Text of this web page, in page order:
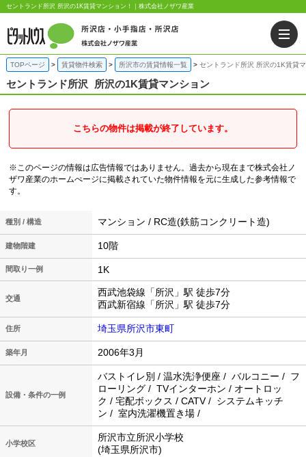
セントランド所沢 所沢の1K賃貸マンション！｜株式会社ノザワ産業
TOPページ 賃貸物件検索 所沢市の賃貸情報一覧 セントランド所沢 所沢の1K賃貸
セントランド所沢 所沢の1K賃貸マンション
こちらの物件は掲載が終了しています。
※このページの情報は広告情報ではありません。過去から現在まで株式会社ノ
ザワ産業のホームぺージに掲載されていた物件情報を元に生成した参考情報で
す。
種別 / 構造 マンション / RC造(鉄筋コンクリート造)
建物階建 10階
間取り一例 1K
交通
西武池袋線「所沢」駅 徒歩7分
西武新宿線「所沢」駅 徒歩7分
住所 埼玉県所沢市東町
築年月 2006年3月
設備・条件の一例
バストイレ別 / 温水洗浄便座 / バルコニー / フ
ローリング / TVインターホン / オートロッ
ク / 宅配ボックス / CATV / システムキッチ
ン / 室内洗濯機置き場 /
小学校区
所沢市立所沢小学校
(埼玉県所沢市)